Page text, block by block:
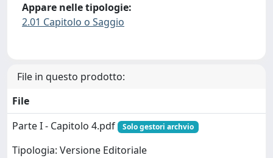
Appare nelle tipologie:
2.01 Capitolo o Saggio
File in questo prodotto:
File
Parte I - Capitolo 4.pdf
Solo gestori archvio
Tipologia: Versione Editoriale